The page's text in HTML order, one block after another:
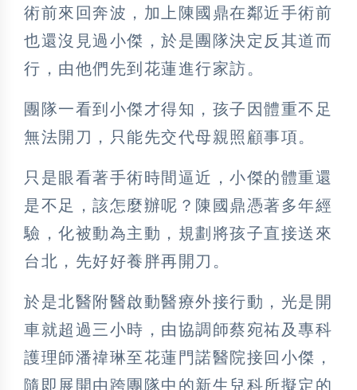
術前來回奔波，加上陳國鼎在鄰近手術前
也還沒見過小傑，於是團隊決定反其道而
行，由他們先到花蓮進行家訪。
團隊一看到小傑才得知，孩子因體重不足
無法開刀，只能先交代母親照顧事項。
只是眼看著手術時間逼近，小傑的體重還
是不足，該怎麼辦呢？陳國鼎憑著多年經
驗，化被動為主動，規劃將孩子直接送來
台北，先好好養胖再開刀。
於是北醫附醫啟動醫療外接行動，光是開
車就超過三小時，由協調師蔡宛祐及專科
護理師潘禕琳至花蓮門諾醫院接回小傑，
隨即展開由跨團隊中的新生兒科所擬定的